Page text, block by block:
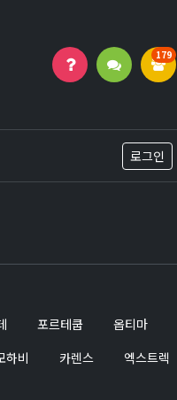
179
로그인
포르테쿱 옵티마
하비 카렌스 엑스트렉